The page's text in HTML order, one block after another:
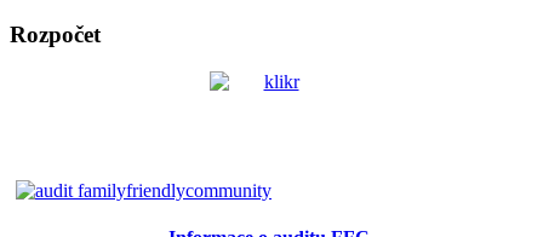
Rozpočet